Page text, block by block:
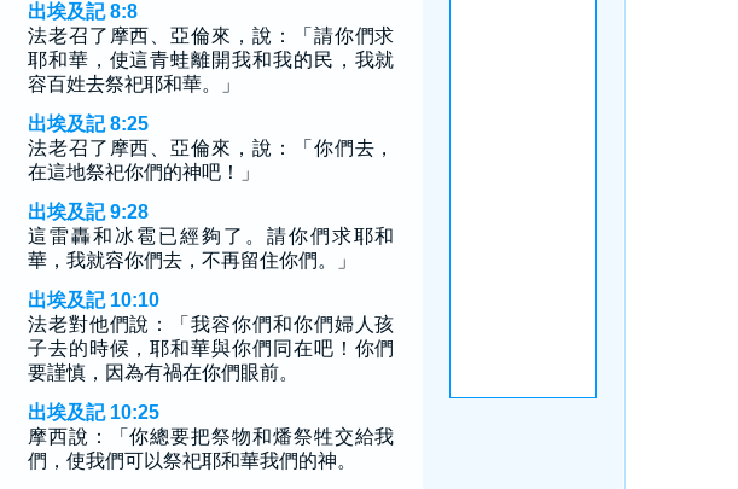
出埃及記 8:8
法老召了摩西、亞倫來，說：「請你們求
耶和華，使這青蛙離開我和我的民，我就
容百姓去祭祀耶和華。」
出埃及記 8:25
法老召了摩西、亞倫來，說：「你們去，
在這地祭祀你們的神吧！」
出埃及記 9:28
這雷轟和冰雹已經夠了。請你們求耶和
華，我就容你們去，不再留住你們。」
出埃及記 10:10
法老對他們說：「我容你們和你們婦人孩
子去的時候，耶和華與你們同在吧！你們
要謹慎，因為有禍在你們眼前。
出埃及記 10:25
摩西說：「你總要把祭物和燔祭牲交給我
們，使我們可以祭祀耶和華我們的神。